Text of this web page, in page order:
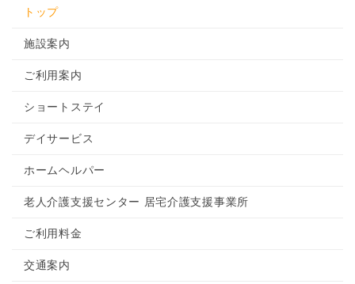
トップ
施設案内
ご利用案内
ショートステイ
デイサービス
ホームヘルパー
老人介護支援センター 居宅介護支援事業所
ご利用料金
交通案内